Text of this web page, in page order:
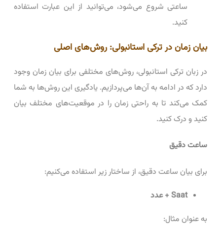
ساعتی شروع می‌شود، می‌توانید از این عبارت استفاده
کنید.
بیان زمان در ترکی استانبولی: روش‌های اصلی
در زبان ترکی استانبولی، روش‌های مختلفی برای بیان زمان وجود
دارد که در ادامه به آن‌ها می‌پردازیم. یادگیری این روش‌ها به شما
کمک می‌کند تا به راحتی زمان را در موقعیت‌های مختلف بیان
کنید و درک کنید.
ساعت دقیق
برای بیان ساعت دقیق، از ساختار زیر استفاده می‌کنیم:
Saat + عدد
به عنوان مثال: